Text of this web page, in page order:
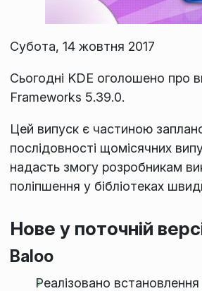
Субота, 14 жовтня 2017
Сьогодні KDE оголошено про
Frameworks 5.39.0.
Цей випуск є частиною
послідовності щомісячних
надасть змогу розробникам
поліпшення у бібліотеках
Нове у поточній
Baloo
Реалізовано встановлення